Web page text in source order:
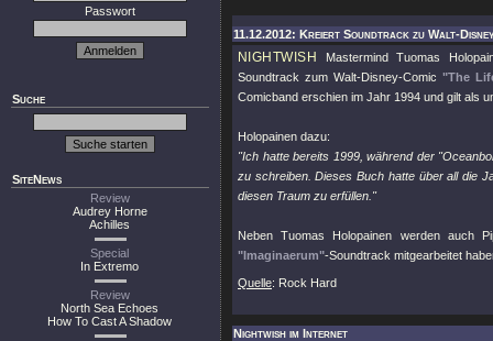
Passwort
Suche
SiteNews
Review
Audrey Horne
Achilles
Special
In Extremo
Review
North Sea Echoes
How To Cast A Shadow
11.12.2012: Kreiert Soundtrack zu Walt-
NIGHTWISH
Mastermind Tuomas
Soundtrack zum Walt-Disney-Comic"The
Comicband erschien im Jahr 1994 und gilt als
Holopainen dazu:
"Ich hatte bereits 1999, während der
zu schreiben. Dieses Buch hatte über all die
diesen Traum zu erfüllen."
Neben Tuomas Holopainen werden auch
"Imaginaerum"-Soundtrack mitgearbeitet
Quelle: Rock Hard
Nightwish im Internet